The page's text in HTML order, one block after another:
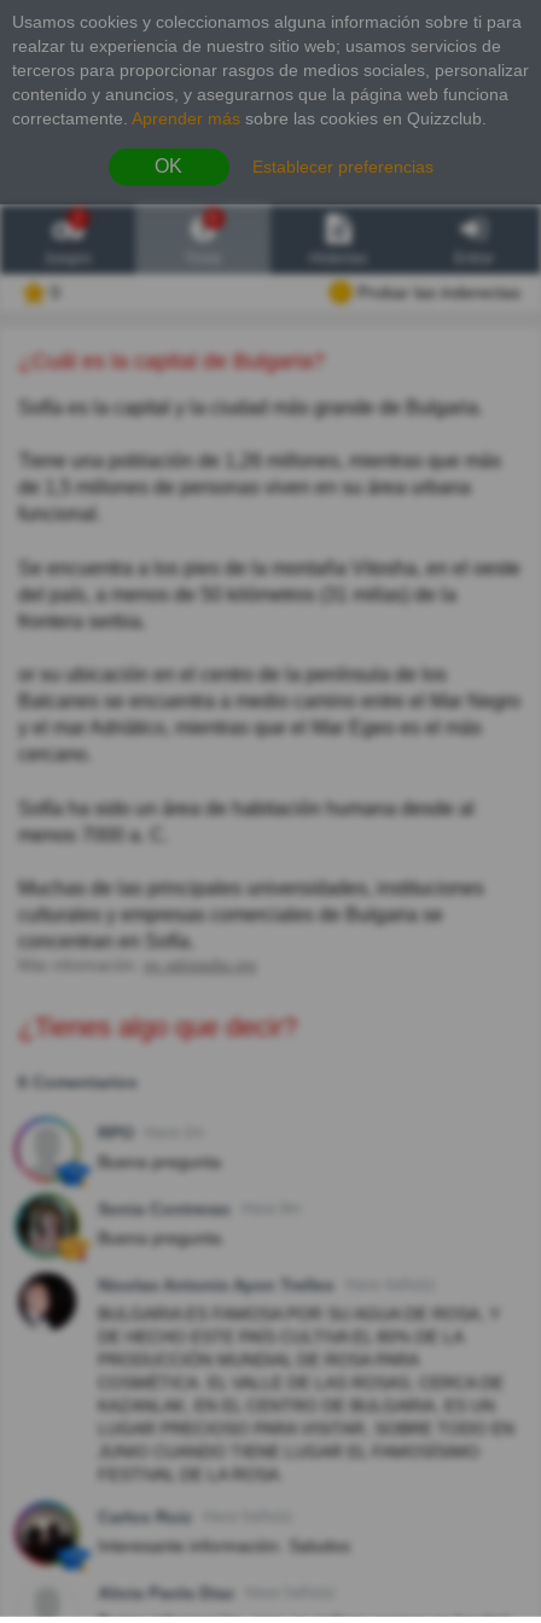
Usamos cookies y coleccionamos alguna información sobre ti para
realzar tu experiencia de nuestro sitio web; usamos servicios de
terceros para proporcionar rasgos de medios sociales, personalizar
contenido y anuncios, y asegurarnos que la página web funciona
correctamente. Aprender más sobre las cookies en Quizzclub.
OK Establecer preferencias
2
Probar las inderectas
¿Cuál es la capital de Bulgaria?
Sofía es la capital y la ciudad más grande de Bulgaria.
Tiene una población de 1,26 millones, mientras que más
de 1,5 millones de personas viven en su área urbana
funcional.
Se encuentra a los pies de la montaña Vitosha, en el oeste
del país, a menos de 50 kilómetros (31 millas) de la
frontera serbia.
or su ubicación en el centro de la península de los
Balcanes se encuentra a medio camino entre el Mar Negro
y el mar Adriático, mientras que el Mar Egeo es el más
cercano.
Sofía ha sido un área de habitación humana desde al
menos 7000 a. C.
Muchas de las principales universidades, instituciones
culturales y empresas comerciales de Bulgaria se
concentran en Sofía.
¿Tienes algo que decir?
6 Comentarios
RPO
Buena pregunta
Sonia Contreras
Buena pregunta.
Nicolas Antonio Ayon Trelles
BULGARIA ES FAMOSA POR SU AGUA DE ROSA, Y
DE HECHO ESTE PAÍS CULTIVA EL 80% DE LA
PRODUCCIÓN MUNDIAL DE ROSA PARA
COSMÉTICA. EL VALLE DE LAS ROSAS, CERCA DE
KAZANLAK, EN EL CENTRO DE BULGARIA, ES UN
LUGAR PRECIOSO PARA VISITAR, SOBRE TODO EN
JUNIO CUANDO TIENE LUGAR EL FAMOSÍSIMO
FESTIVAL DE LA ROSA.
Carlos Ruiz
Interesante información. Saludos
Alicia Paola Diaz